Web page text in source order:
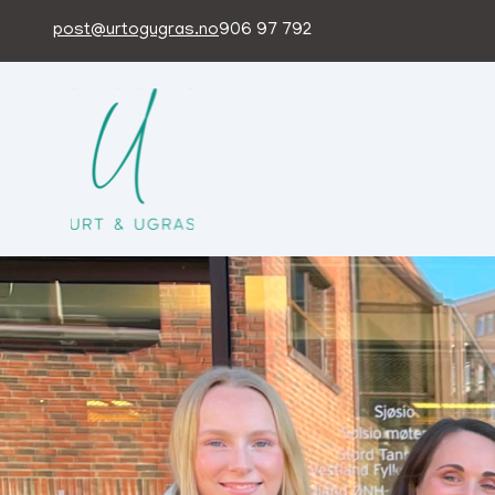
post@urtogugras.no906 97 792
Urt&Ugras